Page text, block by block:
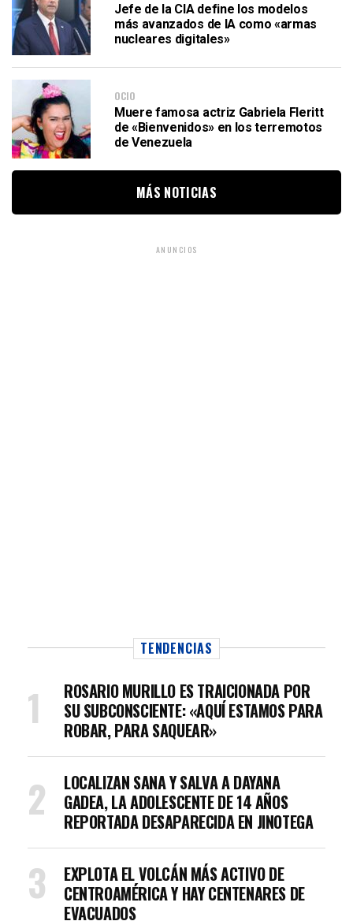
Jefe de la CIA define los modelos
más avanzados de IA como «armas
nucleares digitales»
OCIO
Muere famosa actriz Gabriela Fleritt
de «Bienvenidos» en los terremotos
de Venezuela
MÁS NOTICIAS
ANUNCIOS
TENDENCIAS
ROSARIO MURILLO ES TRAICIONADA POR
SU SUBCONSCIENTE: «AQUÍ ESTAMOS PARA
ROBAR, PARA SAQUEAR»
LOCALIZAN SANA Y SALVA A DAYANA
GADEA, LA ADOLESCENTE DE 14 AÑOS
REPORTADA DESAPARECIDA EN JINOTEGA
EXPLOTA EL VOLCÁN MÁS ACTIVO DE
CENTROAMÉRICA Y HAY CENTENARES DE
EVACUADOS